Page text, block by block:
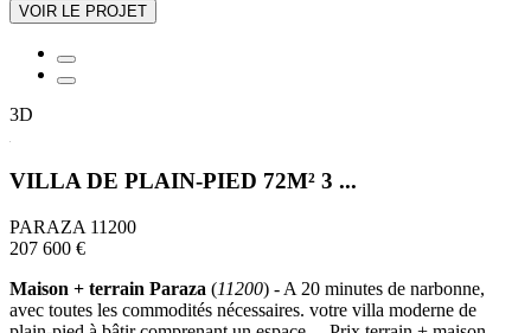
VOIR LE PROJET
3D
VILLA DE PLAIN-PIED 72M² 3 ...
PARAZA 11200
207 600 €
Maison + terrain Paraza (11200) - A 20 minutes de narbonne,
avec toutes les commodités nécessaires. votre villa moderne de